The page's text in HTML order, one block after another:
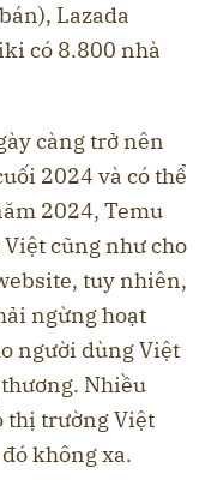
Lazada
có 8.800 nhà
càng trở nên
2024 và có thể
2024, Temu
cũng như cho
tuy nhiên,
ngừng hoạt
người dùng Việt
thương. Nhiều
thị trường Việt
không xa.